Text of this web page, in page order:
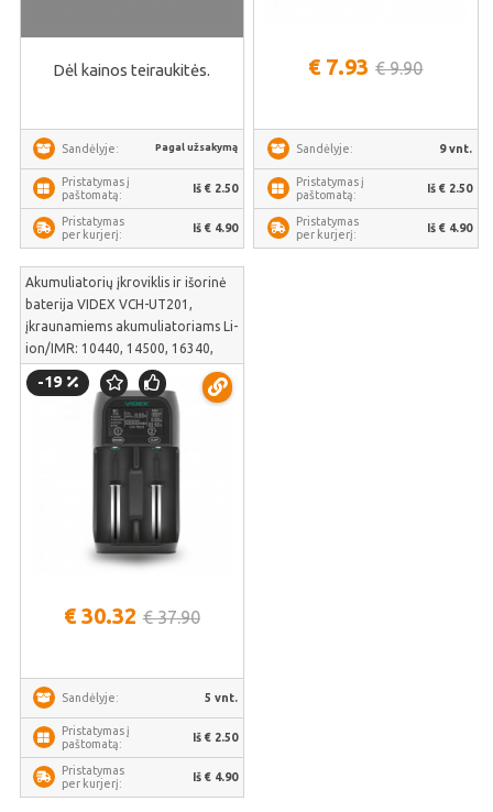
Dėl kainos teiraukitės.
Sandėlyje: Pagal užsakymą
Pristatymas į
paštomatą:
Iš € 2.50
Pristatymas
per kurjerį:
Iš € 4.90
€ 7.93 € 9.90
Sandėlyje: 9 vnt.
Pristatymas į
paštomatą:
Iš € 2.50
Pristatymas
per kurjerį:
Iš € 4.90
Akumuliatorių įkroviklis ir išorinė
baterija VIDEX VCH-UT201,
įkraunamiems akumuliatoriams Li-
ion/IMR: 10440, 14500, 16340,
17500,17650,17670, 18490,
18500, 18650, 20700, 21700,
22650, 26500, 26650, 36250; un
Ni-MH/Cd: АААА, ААА, АА, А, SC,C,
D | VCH-UT201
-19
€ 30.32 € 37.90
Sandėlyje: 5 vnt.
Pristatymas į
paštomatą:
Iš € 2.50
Pristatymas
per kurjerį:
Iš € 4.90